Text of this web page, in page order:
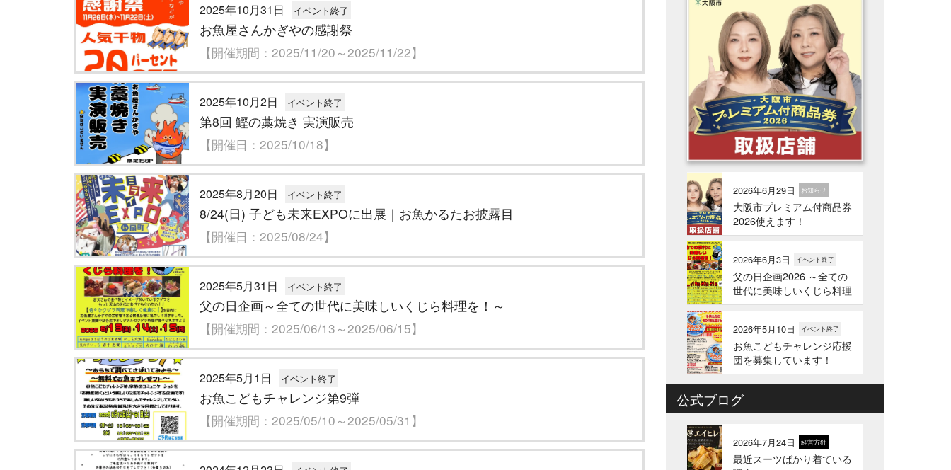
2025年10月31日 イベント終了
お魚屋さんかぎやの感謝祭
【開催期間：2025/11/20～2025/11/22】
2025年10月2日 イベント終了
第8回 鰹の藁焼き 実演販売
【開催日：2025/10/18】
2025年8月20日 イベント終了
8/24(日) 子ども未来EXPOに出展｜お魚かるたお披露目
【開催日：2025/08/24】
2025年5月31日 イベント終了
父の日企画～全ての世代に美味しいくじら料理を！～
【開催期間：2025/06/13～2025/06/15】
2025年5月1日 イベント終了
お魚こどもチャレンジ第9弾
【開催期間：2025/05/10～2025/05/31】
2026年6月29日 お知らせ
大阪市プレミアム付商品券
2026使えます！
2026年6月3日 イベント終了
父の日企画2026 ～全ての
世代に美味しいくじら料理
を！～
2026年5月10日 イベント終了
お魚こどもチャレンジ応援
団を募集しています！
2026年4月6日
お魚こどもチャレンジ第
公式ブログ
2026年7月24日 経営方針
最近スーツばかり着ている